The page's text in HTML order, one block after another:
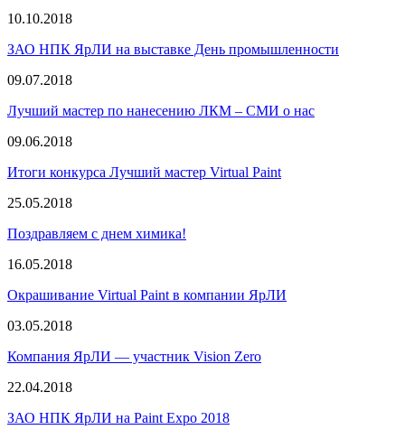
10.10.2018
ЗАО НПК ЯрЛИ на выставке День промышленности
09.07.2018
Лучший мастер по нанесению ЛКМ – СМИ о нас
09.06.2018
Итоги конкурса Лучший мастер Virtual Paint
25.05.2018
Поздравляем с днем химика!
16.05.2018
Окрашивание Virtual Paint в компании ЯрЛИ
03.05.2018
Компания ЯрЛИ — участник Vision Zero
22.04.2018
ЗАО НПК ЯрЛИ на Paint Expo 2018